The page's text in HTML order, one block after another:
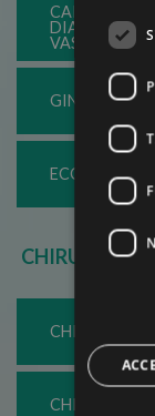
VASCOLARE
GINECOLOGIA
ECOGRAFIA
CHIRURGIA
CHIRURGIA
CHIRURGIA DI